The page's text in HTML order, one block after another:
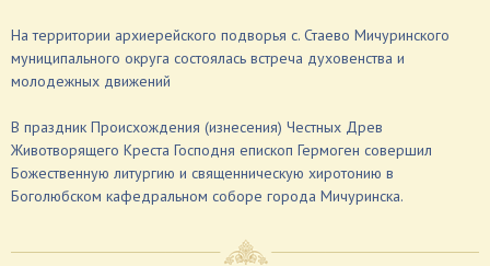
На территории архиерейского подворья с. Стаево Мичуринского
муниципального округа состоялась встреча духовенства и
молодежных движений
В праздник Происхождения (изнесения) Честных Древ
Животворящего Креста Господня епископ Гермоген совершил
Божественную литургию и священническую хиротонию в
Боголюбском кафедральном соборе города Мичуринска.